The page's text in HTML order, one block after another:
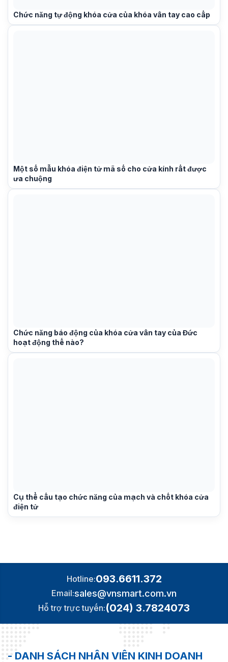
Chức năng tự động khóa cửa của khóa vân tay cao cấp
Một số mẫu khóa điện tử mã số cho cửa kính rất được
ưa chuộng
Chức năng báo động của khóa cửa vân tay của Đức
hoạt động thế nào?
Cụ thể cấu tạo chức năng của mạch và chốt khóa cửa
điện tử
Hotline:093.6611.372
Email:sales@vnsmart.com.vn
Hỗ trợ trực tuyến:(024) 3.7824073
- DANH SÁCH NHÂN VIÊN KINH DOANH